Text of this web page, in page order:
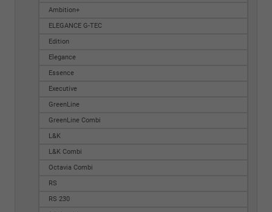
Ambition+
ELEGANCE G-TEC
Edition
Elegance
Essence
Executive
GreenLine
GreenLine Combi
L&K
L&K Combi
Octavia Combi
RS
RS 230